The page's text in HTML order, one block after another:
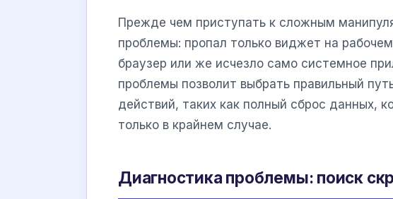
Прежде чем приступать к сложным
проблемы: пропал только виджет на
браузер или же исчезло само системное
проблемы позволит выбрать правильный
действий, таких как полный сброс данных,
только в крайнем случае.
Диагностика проблемы: поиск